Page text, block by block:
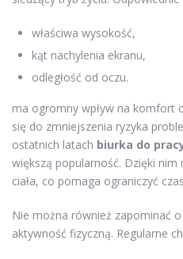
właściwa wysokość,
kąt nachylenia ekranu,
odległość od oczu.
ma ogromny wpływ na komfort
się do zmniejszenia ryzyka
ostatnich latach biurka do
większą popularność. Dzięki
ciała, co pomaga ograniczyć
Nie można również zapominać
aktywność fizyczną. Regularne